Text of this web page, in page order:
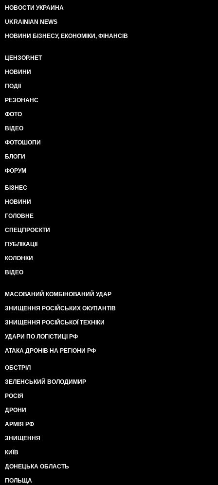
НОВОСТИ УКРАИНА
UKRAINIAN NEWS
НОВИНИ БІЗНЕСУ, ЕКОНОМІКИ, ФІНАНСІВ
ЦЕНЗОР.НЕТ
НОВИНИ
ПОДІЇ
РЕЗОНАНС
ФОТО
ВІДЕО
ФОТОШОПИ
БЛОГИ
ФОРУМ
БІЗНЕС
НОВИНИ
ГОЛОВНЕ
СПЕЦПРОЄКТИ
ПУБЛІКАЦІЇ
КОЛОНКИ
ВІДЕО
МАСОВАНИЙ КОМБІНОВАНИЙ УДАР
ЗНИЩЕННЯ РОСІЙСЬКИХ ОКУПАНТІВ
ЗНИЩЕННЯ РОСІЙСЬКОЇ ТЕХНІКИ
УДАРИ ПО ЛОГІСТИЦІ РФ
АТАКА ДРОНІВ НА РЕГІОНИ РФ
ОБСТРІЛ
ЗЕЛЕНСЬКИЙ ВОЛОДИМИР
РОСІЯ
ДРОНИ
АРМІЯ РФ
ЗНИЩЕННЯ
КИЇВ
ДОНЕЦЬКА ОБЛАСТЬ
ПОЛЬЩА